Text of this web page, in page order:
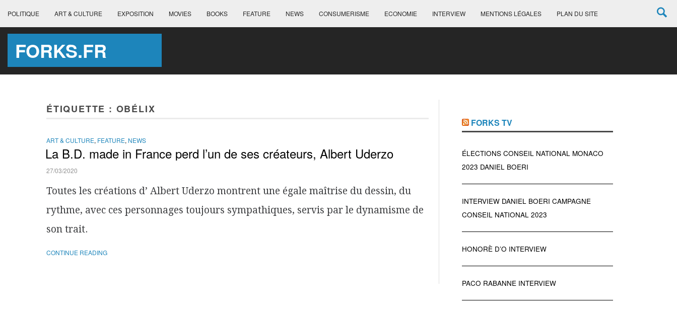
POLITIQUE ART & CULTURE EXPOSITION MOVIES BOOKS FEATURE NEWS CONSUMERISME ECONOMIE INTERVIEW MENTIONS LÉGALES PLAN DU SITE
FORKS.FR
ÉTIQUETTE : OBÉLIX
ART & CULTURE, FEATURE, NEWS
La B.D. made in France perd l’un de ses créateurs, Albert Uderzo
27/03/2020
Toutes les créations d’ Albert Uderzo montrent une égale maîtrise du dessin, du
rythme, avec ces personnages toujours sympathiques, servis par le dynamisme de
son trait.
CONTINUE READING
FORKS TV
ÉLECTIONS CONSEIL NATIONAL MONACO
2023 DANIEL BOERI
INTERVIEW DANIEL BOERI CAMPAGNE
CONSEIL NATIONAL 2023
HONORÈ D’O INTERVIEW
PACO RABANNE INTERVIEW